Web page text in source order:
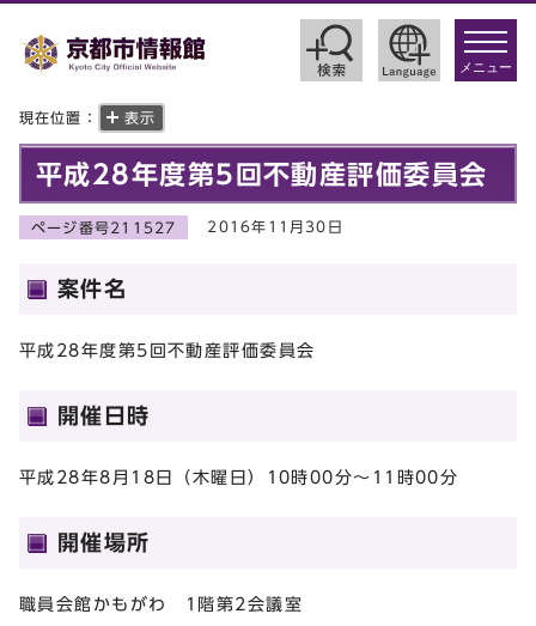
toggle
メニュー
現在位置： 表示
平成28年度第5回不動産評価委員会
ページ番号211527 2016年11月30日
案件名
平成28年度第5回不動産評価委員会
開催日時
平成28年8月18日（木曜日）10時00分～11時00分
開催場所
職員会館かもがわ 1階第2会議室